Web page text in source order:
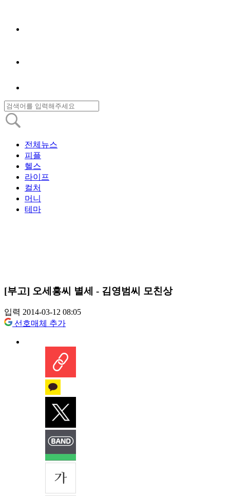
전체뉴스
피플
헬스
라이프
컬처
머니
테마
[부고] 오세흥씨 별세 - 김영범씨 모친상
입력 2014-03-12 08:05
선호매체 추가